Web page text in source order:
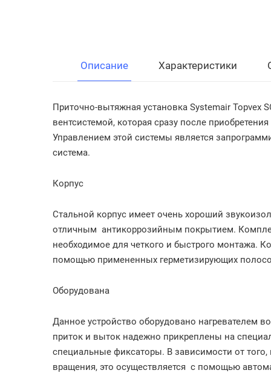
Описание Характеристики
Приточно-вытяжная установка Systemair Topvex
вентсистемой, которая сразу после
Управлением этой системы является
система.
Корпус
Стальной корпус имеет очень хороший
отличным антикоррозийным покрытием.
необходимое для четкого и быстрого монтажа.
помощью примененных герметизирующих
Оборудована
Данное устройство оборудовано нагревателем
приток и выток надежно прикреплены на
специальные фиксаторы. В зависимости от
вращения, это осуществляется с помощью